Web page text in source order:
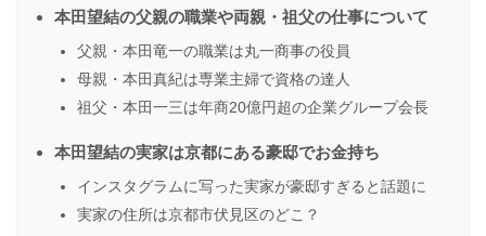
本田望結の父親の職業や両親・祖父の仕事について
父親・本田竜一の職業は丸一商事の役員
母親・本田真紀は専業主婦で資格の達人
祖父・本田一三は年商20億円超の企業グループ会長
本田望結の実家は京都にある豪邸でお金持ち
インスタグラムに写った実家が豪邸すぎると話題に
実家の住所は京都市伏見区のどこ？